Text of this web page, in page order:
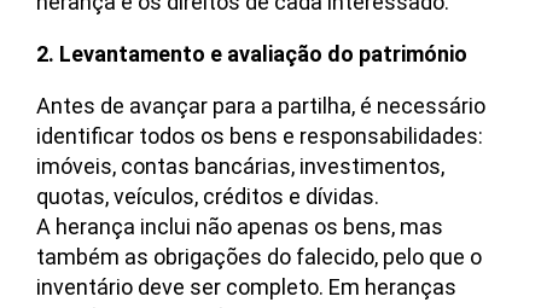
2. Levantamento e avaliação do património
Antes de avançar para a partilha, é necessário
identificar todos os bens e responsabilidades:
imóveis, contas bancárias, investimentos,
quotas, veículos, créditos e dívidas.
A herança inclui não apenas os bens, mas
também as obrigações do falecido, pelo que o
inventário deve ser completo. Em heranças